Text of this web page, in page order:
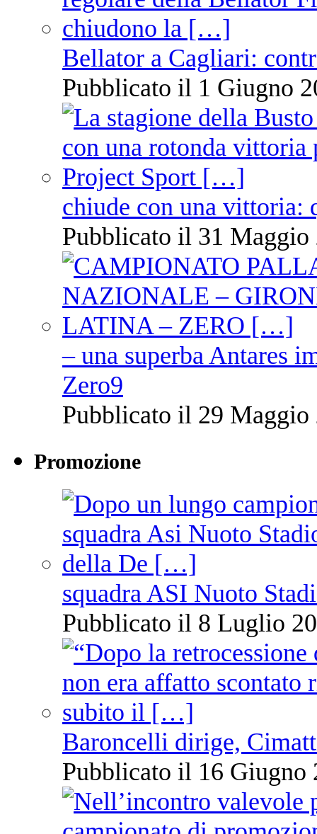
Bellator a Cagliari:
Pubblicato il 1 Giugno
chiude con una vittoria:
Pubblicato il 31 Maggio
– una superba Antares
Zero9
Pubblicato il 29 Maggio
Promozione
squadra ASI Nuoto
Pubblicato il 8 Luglio
Baroncelli dirige,
Pubblicato il 16 Giugno